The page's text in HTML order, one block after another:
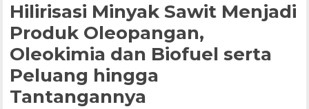
Hilirisasi Minyak Sawit Menjadi
Produk Oleopangan,
Oleokimia dan Biofuel serta
Peluang hingga
Tantangannya